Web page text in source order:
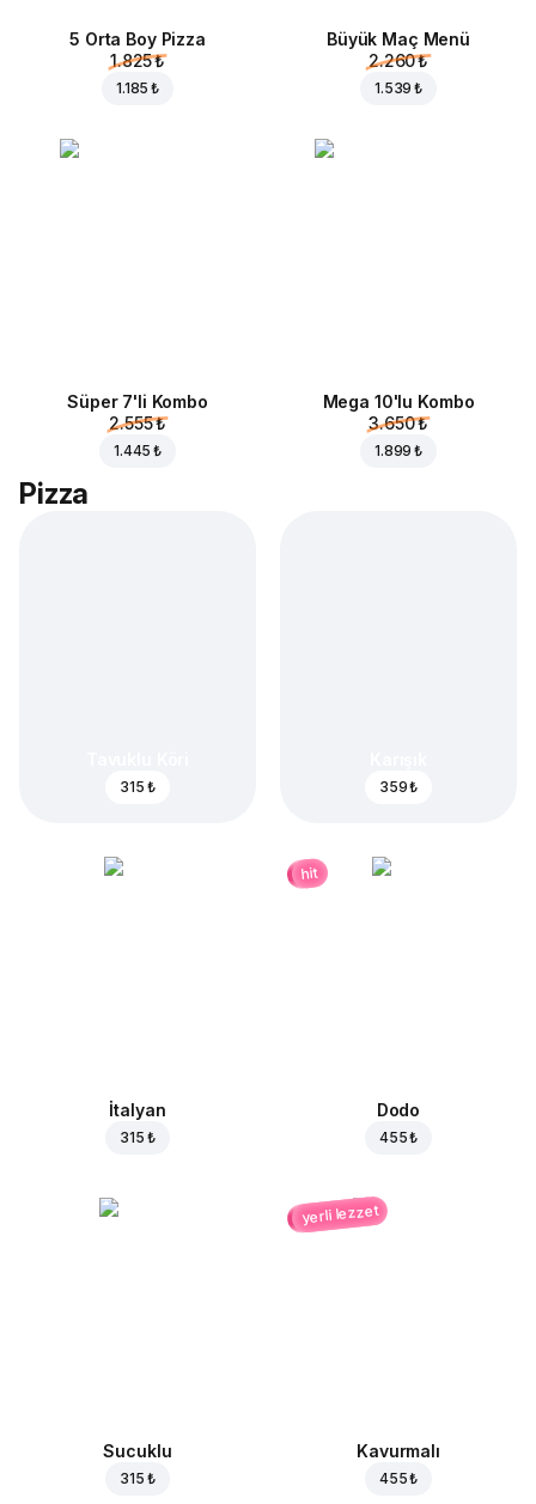
5 Orta Boy Pizza
1.825 ₺
1.185 ₺
Büyük Maç Menü
2.260 ₺
1.539 ₺
Süper 7'li Kombo
2.555 ₺
1.445 ₺
Mega 10'lu Kombo
3.650 ₺
1.899 ₺
Pizza
315 ₺ 359 ₺
İtalyan
315 ₺
hit
Dodo
455 ₺
Sucuklu
315 ₺
yerli lezzet
Kavurmalı
455 ₺